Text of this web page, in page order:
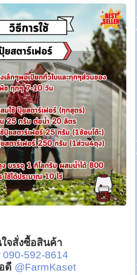
จสั่งซื้อสินค้า
090-592-8614
ดี @FarmKaset